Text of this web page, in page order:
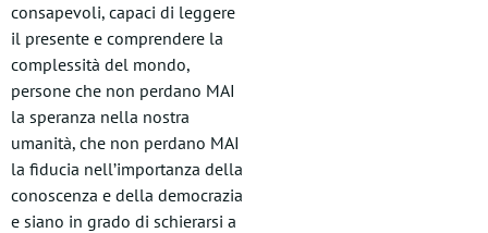
consapevoli, capaci di leggere
il presente e comprendere la
complessità del mondo,
persone che non perdano MAI
la speranza nella nostra
umanità, che non perdano MAI
la fiducia nell’importanza della
conoscenza e della democrazia
e siano in grado di schierarsi a